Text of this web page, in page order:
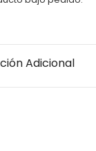
Adicional